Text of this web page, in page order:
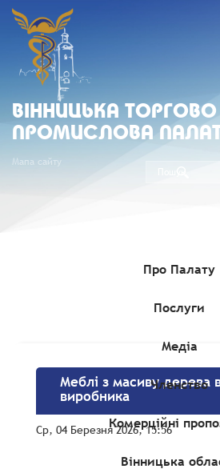
ВIННИЦЬКА
ПРОМИСЛОВА
Мапа сайту
Про Палату
Послуги
Медіа
Членство
Комерційні
Вінницька
Комерційні пропозиції»
Меблі з масиву дерева
виробника
Ср, 04 Березня 2026, 15:56